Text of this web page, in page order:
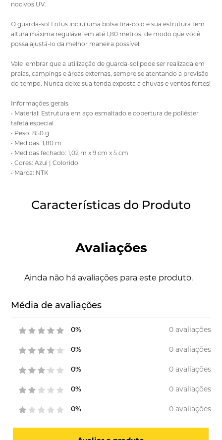
nocivos UV.
O guarda-sol Lotus inclui uma bolsa tira-colo e sua estrutura tem
altura máxima regulável em até 1,80 metros, de modo que você
possa ajustá-lo da melhor maneira possível.
Vale lembrar que a utilização de guarda-sol pode ser realizada em
praias, campings e áreas externas, sempre se atentando a previsão
do tempo. Nunca deixe sua tenda exposta a chuvas e ventos fortes!
Informações gerais
• Material: Estrutura em aço esmaltado e cobertura de poliéster
tafetá especial
• Peso: 850 g
• Medidas: 1,80 m
• Medidas fechado: 1,02 m x 9 cm x 5 cm
• Cores: Azul | Colorido
• Marca: NTK
Características do Produto
Avaliações
Ainda não há avaliações para este produto.
Média de avaliações
0% 0 avaliações
0% 0 avaliações
0% 0 avaliações
0% 0 avaliações
0% 0 avaliações